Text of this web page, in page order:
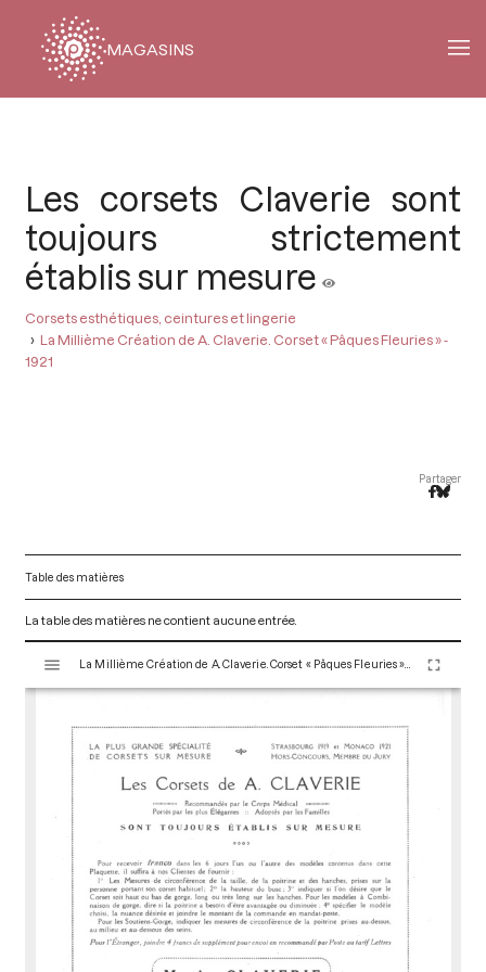
MAGASINS
Les corsets Claverie sont
toujours strictement
établis sur mesure
Corsets esthétiques, ceintures et lingerie
La Millième Création de A. Claverie. Corset « Pâques Fleuries » -
1921
Partager
Table des matières
La table des matières ne contient aucune entrée.
s